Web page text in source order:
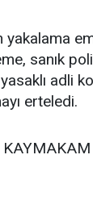
yakalama
sanık
yasaklı adli
erteledi.